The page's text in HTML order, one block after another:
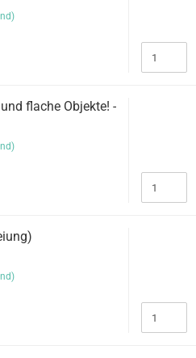
flache Objekte! -